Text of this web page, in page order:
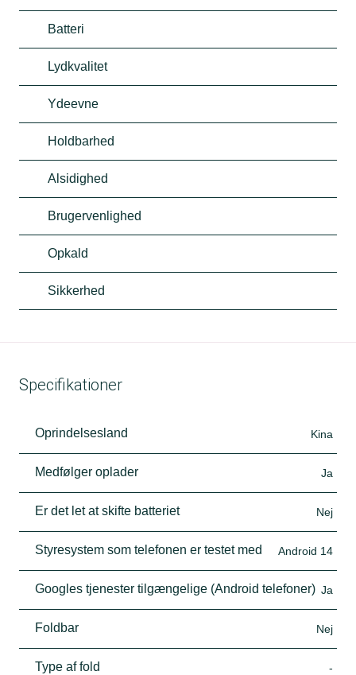
Batteri
Lydkvalitet
Ydeevne
Holdbarhed
Alsidighed
Brugervenlighed
Opkald
Sikkerhed
Specifikationer
Oprindelsesland Kina
Medfølger oplader Ja
Er det let at skifte batteriet Nej
Styresystem som telefonen er testet med Android 14
Googles tjenester tilgængelige (Android telefoner) Ja
Foldbar Nej
Type af fold -